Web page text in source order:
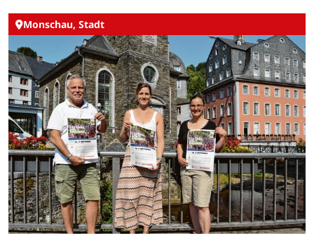
Monschau, Stadt